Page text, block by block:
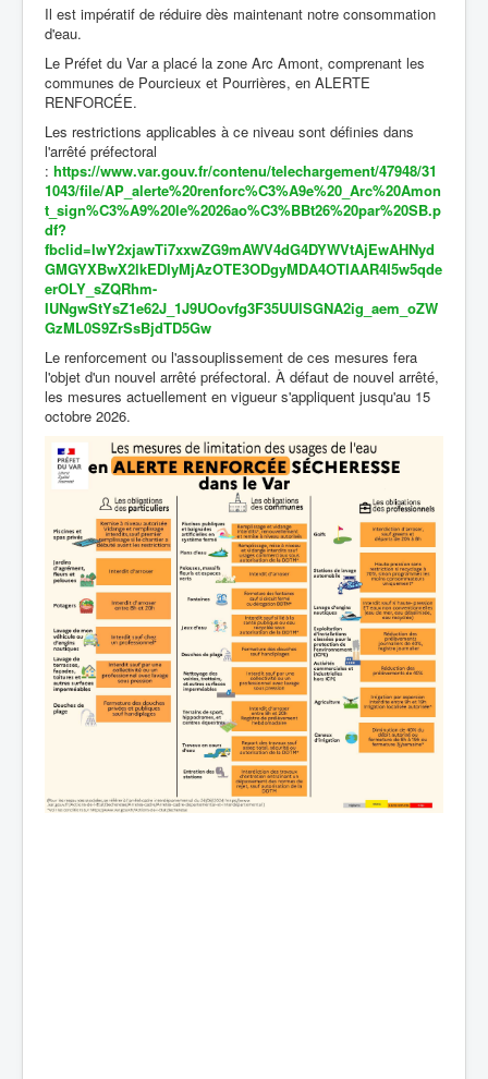
Il est impératif de réduire dès maintenant notre consommation
d'eau.
Le Préfet du Var a placé la zone Arc Amont, comprenant les
communes de Pourcieux et Pourrières, en ALERTE
RENFORCÉE.
Les restrictions applicables à ce niveau sont définies dans
l'arrêté préfectoral
: https://www.var.gouv.fr/contenu/telechargement/47948/31
1043/file/AP_alerte%20renforc%C3%A9e%20_Arc%20Amon
t_sign%C3%A9%20le%2026ao%C3%BBt26%20par%20SB.p
df?
fbclid=IwY2xjawTi7xxwZG9mAWV4dG4DYWVtAjEwAHNyd
GMGYXBwX2lkEDIyMjAzOTE3ODgyMDA4OTIAAR4I5w5qde
erOLY_sZQRhm-
IUNgwStYsZ1e62J_1J9UOovfg3F35UUlSGNA2ig_aem_oZW
GzML0S9ZrSsBjdTD5Gw
Le renforcement ou l'assouplissement de ces mesures fera
l'objet d'un nouvel arrêté préfectoral. À défaut de nouvel arrêté,
les mesures actuellement en vigueur s'appliquent jusqu'au 15
octobre 2026.